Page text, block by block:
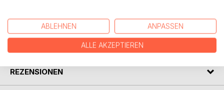
AUTOR/IN
REZENSIONEN
ABLEHNEN ANPASSEN
ALLE AKZEPTIEREN